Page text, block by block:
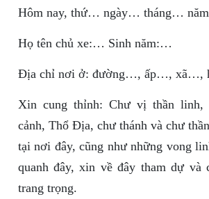
Hôm nay, thứ… ngày… tháng…
Họ tên chủ xe:… Sinh năm:…
Địa chỉ nơi ở: đường…, ấp…, xã…,
Xin cung thỉnh: Chư vị thần linh,
cảnh, Thổ Địa, chư thánh và chư
tại nơi đây, cũng như những vong
quanh đây, xin về đây tham dự và
trang trọng.